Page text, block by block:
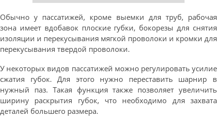
Обычно у пассатижей, кроме выемки для труб, рабочая
зона имеет вдобавок плоские губки, бокорезы для снятия
изоляции и перекусывания мягкой проволоки и кромки для
перекусывания твердой проволоки.
У некоторых видов пассатижей можно регулировать усилие
сжатия губок. Для этого нужно переставить шарнир в
нужный паз. Такая функция также позволяет увеличить
ширину раскрытия губок, что необходимо для захвата
деталей большего размера.